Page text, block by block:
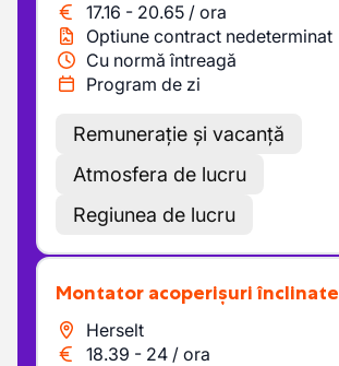
17.16 - 20.65 / ora
Optiune contract nedeterminat
Cu normă întreagă
Program de zi
Remunerație și vacanță
Atmosfera de lucru
Regiunea de lucru
Montator acoperișuri înclinate
Herselt
18.39 - 24 / ora